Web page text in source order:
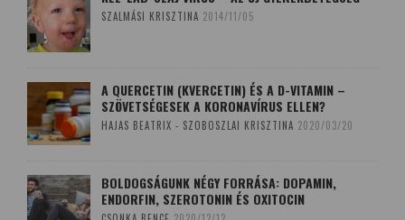
SZALMÁSI KRISZTINA 2014/11/05
A QUERCETIN (KVERCETIN) ÉS A D-VITAMIN –
SZÖVETSÉGESEK A KORONAVÍRUS ELLEN?
HAJAS BEATRIX - SZOBOSZLAI KRISZTINA 2020/03/20
BOLDOGSÁGUNK NÉGY FORRÁSA: DOPAMIN,
ENDORFIN, SZEROTONIN ÉS OXITOCIN